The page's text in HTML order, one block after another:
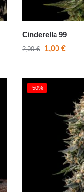
Cinderella 99
2,00€ 1,00 €
-50%